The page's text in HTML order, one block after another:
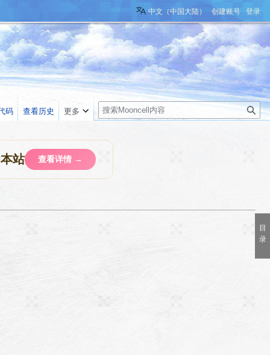
站 查看详情 →
中文（中国大陆） 创建账号 登录
码 查看历史 更多
搜
索